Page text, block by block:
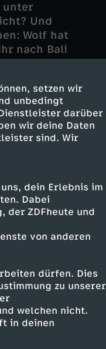
setzen wir
unbedingt
darüber
wir deine Daten
sind. Wir
dein Erlebnis im
Dabei
der ZDFheute und
von anderen
dürfen. Dies
zu unserer
welchen nicht.
in deinen
unter
Und
Wolf hat
nach Bali